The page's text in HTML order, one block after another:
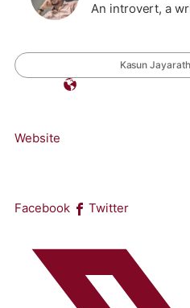
An introvert, a
Kasun
Website
Facebook Twitter